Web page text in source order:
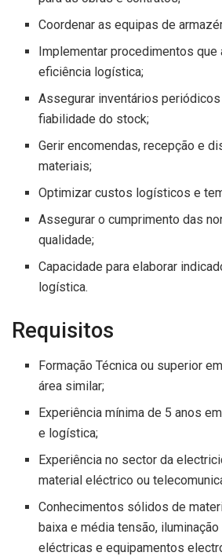
Coordenar as equipas de
Implementar procedimentos que
eficiência logística;
Assegurar inventários
fiabilidade do stock;
Gerir encomendas, recepção e
materiais;
Optimizar custos logísticos e
Assegurar o cumprimento das
qualidade;
Capacidade para elaborar
logística.
Requisitos
Formação Técnica ou superior
área similar;
Experiência mínima de 5 anos
e logística;
Experiência no sector da
material eléctrico ou
Conhecimentos sólidos de
baixa e média tensão,
eléctricas e equipamentos